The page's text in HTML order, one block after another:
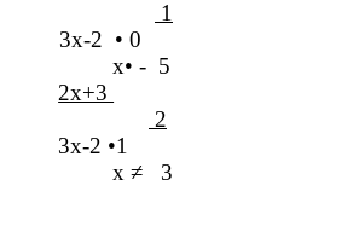
1
3х-2 • 0
х• - 5
2х+3
2
3х-2 •1 2-
х ≠ 3